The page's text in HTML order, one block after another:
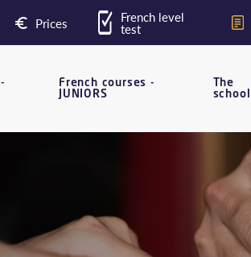
Prices French level
test
French courses -
JUNIORS
The
school